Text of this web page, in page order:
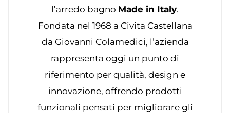
l’arredo bagno Made in Italy.
Fondata nel 1968 a Civita Castellana
da Giovanni Colamedici, l’azienda
rappresenta oggi un punto di
riferimento per qualità, design e
innovazione, offrendo prodotti
funzionali pensati per migliorare gli